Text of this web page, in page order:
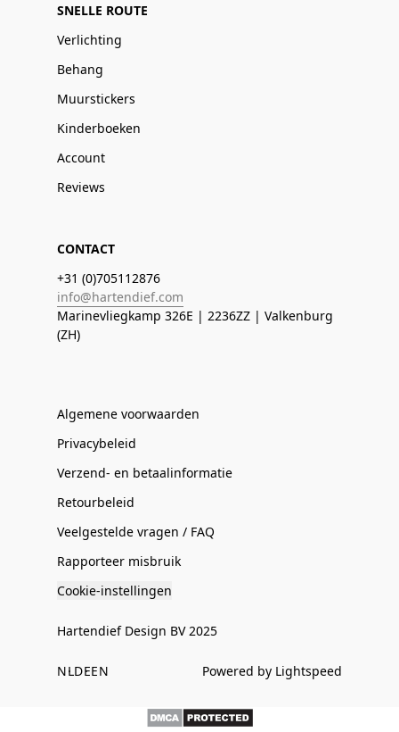
SNELLE ROUTE
Verlichting
Behang
Muurstickers
Kinderboeken
Account
Reviews
CONTACT
+31 (0)705112876
info@hartendief.com
Marinevliegkamp 326E | 2236ZZ | Valkenburg
(ZH)
Algemene voorwaarden
Privacybeleid
Verzend- en betaalinformatie
Retourbeleid
Veelgestelde vragen / FAQ
Rapporteer misbruik
Cookie-instellingen
Hartendief Design BV 2025
NLDEEN Powered by Lightspeed